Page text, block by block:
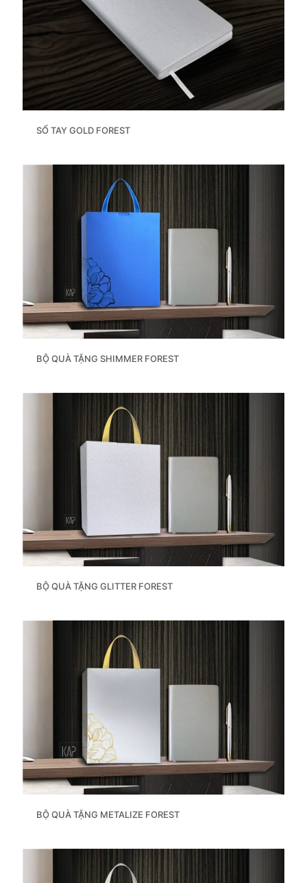
SỔ TAY GOLD FOREST
BỘ QUÀ TẶNG SHIMMER FOREST
BỘ QUÀ TẶNG GLITTER FOREST
BỘ QUÀ TẶNG METALIZE FOREST